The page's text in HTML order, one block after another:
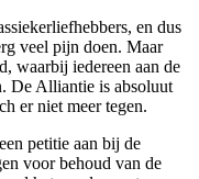
en dus
veel pijn doen. Maar
waarbij iedereen aan de
De Alliantie is absoluut
er niet meer tegen.
petitie aan bij de
voor behoud van de